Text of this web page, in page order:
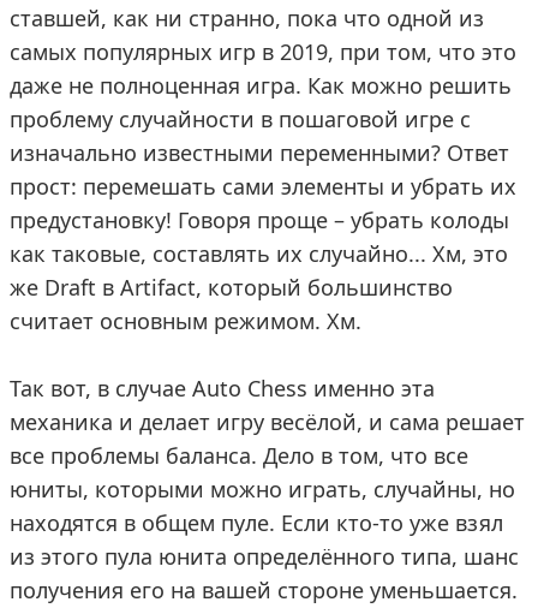
ставшей, как ни странно, пока что одной из
самых популярных игр в 2019, при том, что это
даже не полноценная игра. Как можно решить
проблему случайности в пошаговой игре с
изначально известными переменными? Ответ
прост: перемешать сами элементы и убрать их
предустановку! Говоря проще – убрать колоды
как таковые, составлять их случайно... Хм, это
же Draft в Artifact, который большинство
считает основным режимом. Хм.
Так вот, в случае Auto Chess именно эта
механика и делает игру весёлой, и сама решает
все проблемы баланса. Дело в том, что все
юниты, которыми можно играть, случайны, но
находятся в общем пуле. Если кто-то уже взял
из этого пула юнита определённого типа, шанс
получения его на вашей стороне уменьшается.